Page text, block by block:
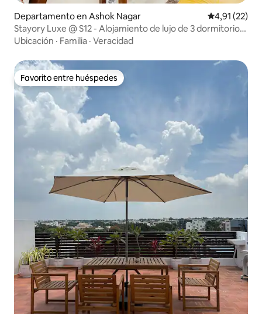
Departamento en Ashok Nagar Calificación
4,91 (22)
Stayory Luxe @ S12 - Alojamiento de lujo de 3 dormitorios
y 3 baños
Ubicación · Familia · Veracidad
Favorito entre huéspedes
Favorito entre huéspedes